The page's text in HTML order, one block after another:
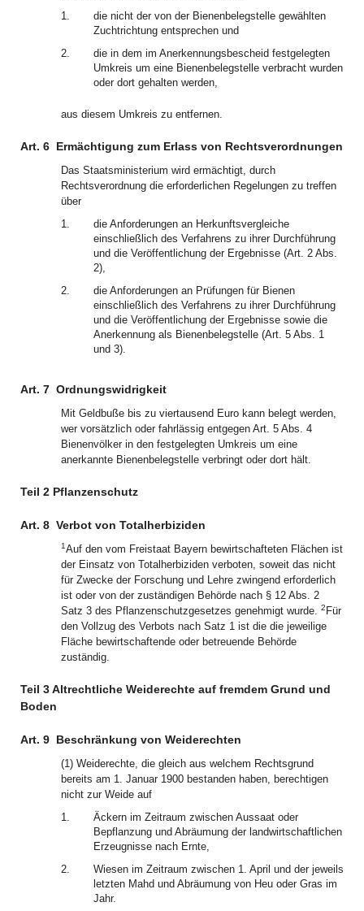
1.
die nicht der von der Bienenbelegstelle gewählten
Zuchtrichtung entsprechen und
2.
die in dem im Anerkennungsbescheid festgelegten
Umkreis um eine Bienenbelegstelle verbracht wurden
oder dort gehalten werden,
aus diesem Umkreis zu entfernen.
Art. 6 Ermächtigung zum Erlass von Rechtsverordnungen
Das Staatsministerium wird ermächtigt, durch
Rechtsverordnung die erforderlichen Regelungen zu treffen
über
1.
die Anforderungen an Herkunftsvergleiche
einschließlich des Verfahrens zu ihrer Durchführung
und die Veröffentlichung der Ergebnisse (Art. 2 Abs.
2),
2.
die Anforderungen an Prüfungen für Bienen
einschließlich des Verfahrens zu ihrer Durchführung
und die Veröffentlichung der Ergebnisse sowie die
Anerkennung als Bienenbelegstelle (Art. 5 Abs. 1
und 3).
Art. 7 Ordnungswidrigkeit
Mit Geldbuße bis zu viertausend Euro kann belegt werden,
wer vorsätzlich oder fahrlässig entgegen Art. 5 Abs. 4
Bienenvölker in den festgelegten Umkreis um eine
anerkannte Bienenbelegstelle verbringt oder dort hält.
Teil 2 Pflanzenschutz
Art. 8 Verbot von Totalherbiziden
1Auf den vom Freistaat Bayern bewirtschafteten Flächen ist
der Einsatz von Totalherbiziden verboten, soweit das nicht
für Zwecke der Forschung und Lehre zwingend erforderlich
ist oder von der zuständigen Behörde nach § 12 Abs. 2
Satz 3 des Pflanzenschutzgesetzes genehmigt wurde. 2 Für
den Vollzug des Verbots nach Satz 1 ist die die jeweilige
Fläche bewirtschaftende oder betreuende Behörde
zuständig.
Teil 3 Altrechtliche Weiderechte auf fremdem Grund und
Boden
Art. 9 Beschränkung von Weiderechten
(1) Weiderechte, die gleich aus welchem Rechtsgrund
bereits am 1. Januar 1900 bestanden haben, berechtigen
nicht zur Weide auf
1.
Äckern im Zeitraum zwischen Aussaat oder
Bepflanzung und Abräumung der landwirtschaftlichen
Erzeugnisse nach Ernte,
2.
Wiesen im Zeitraum zwischen 1. April und der jeweils
letzten Mahd und Abräumung von Heu oder Gras im
Jahr.